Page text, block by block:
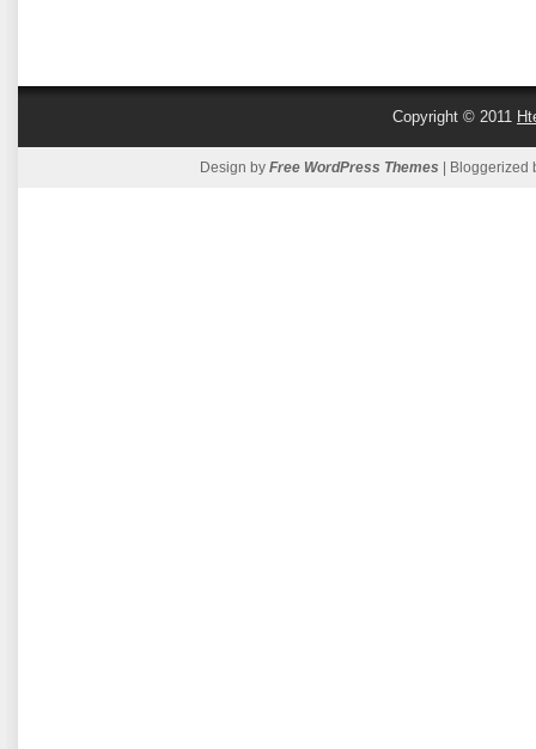
Copyright © 2011
Design by Free WordPress Themes | Bloggerized